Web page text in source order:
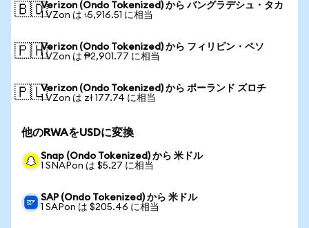
🇧🇩Verizon (Ondo Tokenized) から バングラデシュ・タカ
1 VZon は ৳5,916.51 に相当
🇵🇭Verizon (Ondo Tokenized) から フィリピン・ペソ
1 VZon は ₱2,901.77 に相当
🇵🇱Verizon (Ondo Tokenized) から ポーランド ズロチ
1 VZon は zł 177.74 に相当
他のRWAをUSDに変換
Snap (Ondo Tokenized) から 米ドル
1 SNAPon は $5.27 に相当
SAP (Ondo Tokenized) から 米ドル
1 SAPon は $205.46 に相当